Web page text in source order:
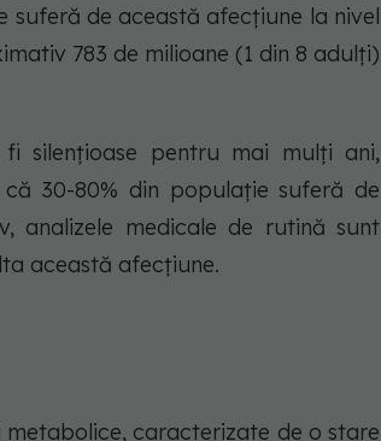
suferă de această afecțiune la nivel
783 de milioane (1 din 8 adulți)
silențioase pentru mai mulți ani,
30-80% din populație suferă de
analizele medicale de rutină sunt
această afecțiune.
caracterizate de o stare